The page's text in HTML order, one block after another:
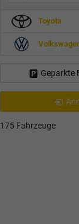
Toyota
Geparkte
175 Fahrzeuge